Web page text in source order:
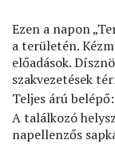
Ezen a napon
a területén.
előadások.
szakvezetések
Teljes árú
A találkozó
napellenzős